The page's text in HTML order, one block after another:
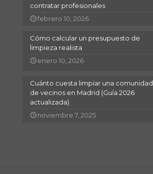
contratar profesionales
febrero 10, 2026
Cómo calcular un presupuesto de
limpieza realista
enero 10, 2026
Cuánto cuesta limpiar una comunidad
de vecinos en Madrid (Guía 2026
actualizada)
noviembre 7, 2025